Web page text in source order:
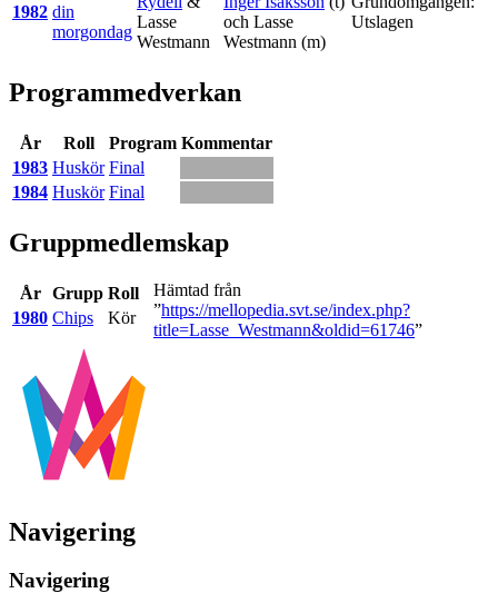
1982 din
morgondag
Lasse
Westmann
och Lasse
Westmann (m)
Utslagen
Programmedverkan
År Roll Program Kommentar
1983 Huskör Final
1984 Huskör Final
Gruppmedlemskap
År Grupp Roll
1980 Chips Kör
Hämtad från
”https://mellopedia.svt.se/index.php?
title=Lasse_Westmann&oldid=61746”
Navigering
Navigering